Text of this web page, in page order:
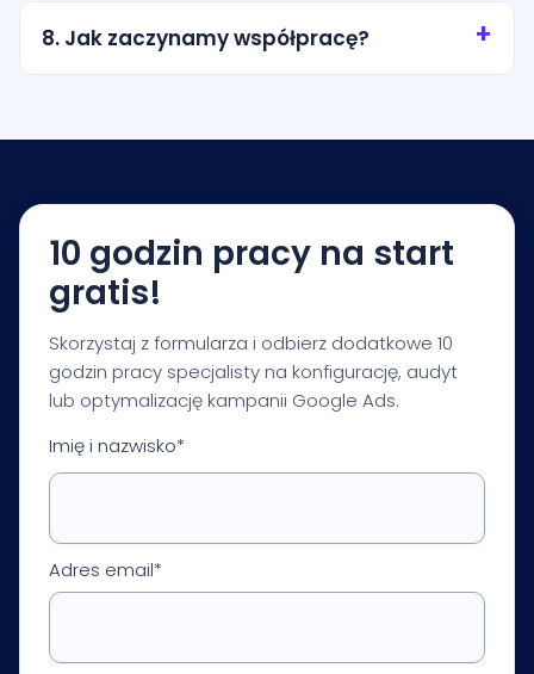
miasto, promień wokół lokalizacji albo wybrane
obszary obsługi. Zakres ustalamy tak, aby nie
8. Jak zaczynamy współpracę?
rekomendacje dotyczące budżetu, struktury
optymalizacji.
10 godzin pracy na start
gratis!
Skorzystaj z formularza i odbierz dodatkowe 10
godzin pracy specjalisty na konfigurację, audyt
lub optymalizację kampanii Google Ads.
Imię i nazwisko*
Adres email*